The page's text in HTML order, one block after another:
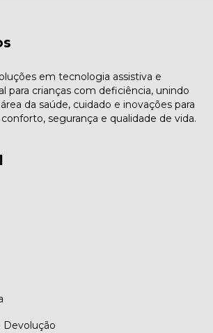
em tecnologia assistiva e
para crianças com deficiência, unindo
da saúde, cuidado e inovações para
segurança e qualidade de vida.
Devolução